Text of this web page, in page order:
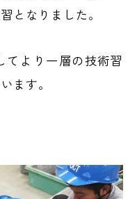
となりました。
てより一層の技術習
ます。